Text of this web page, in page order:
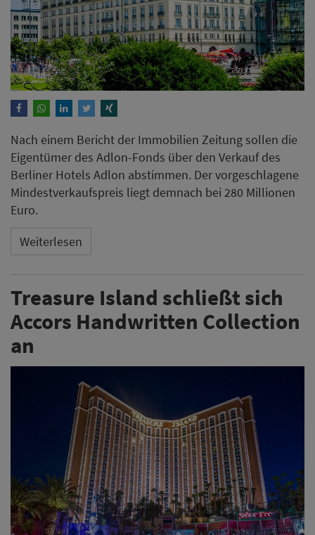
Nach einem Bericht der Immobilien Zeitung sollen die
Eigentümer des Adlon-Fonds über den Verkauf des
Berliner Hotels Adlon abstimmen. Der vorgeschlagene
Mindestverkaufspreis liegt demnach bei 280 Millionen
Euro.
Weiterlesen
Treasure Island schließt sich
Accors Handwritten Collection
an